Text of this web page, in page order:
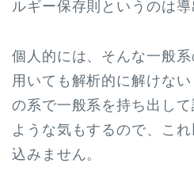
ルギー保存則というのは導
個人的には、そんな一般
用いても解析的に解けな
の系で一般系を持ち出し
ような気もするので、こ
込みません。